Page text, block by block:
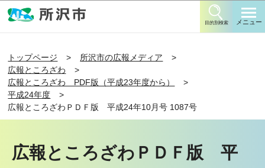
目的別検索 メニュー
トップページ
所沢市の広報メディア
広報ところざわ
広報ところざわ PDF版（平成23年度から）
平成24年度
広報ところざわＰＤＦ版 平成24年10月号 1087号
広報ところざわＰＤＦ版 平